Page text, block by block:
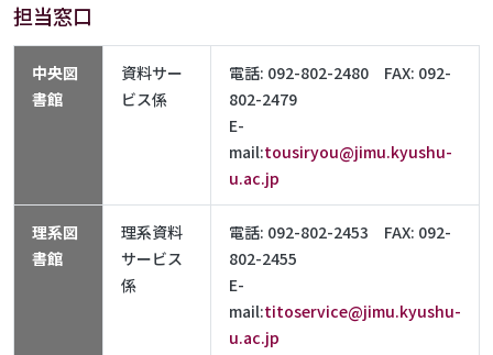
担当窓口
中央図
書館
資料サー
ビス係
電話: 092-802-2480 FAX: 092-
802-2479
E-
mail:tousiryou@jimu.kyushu-
u.ac.jp
理系図
書館
理系資料
サービス
係
電話: 092-802-2453 FAX: 092-
802-2455
E-
mail:titoservice@jimu.kyushu-
u.ac.jp